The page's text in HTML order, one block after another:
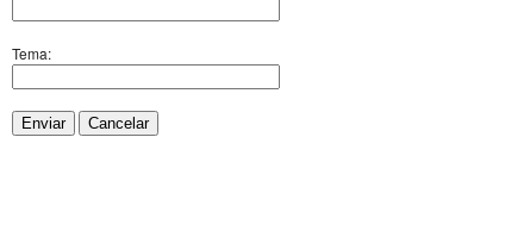
Tema:
Enviar Cancelar